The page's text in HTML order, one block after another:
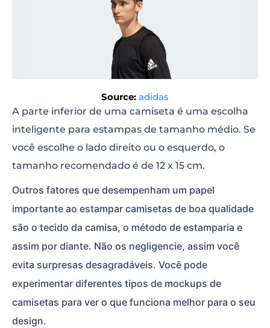
Source: adidas
A parte inferior de uma camiseta é uma escolha
inteligente para estampas de tamanho médio. Se
você escolhe o lado direito ou o esquerdo, o
tamanho recomendado é de 12 x 15 cm.
Outros fatores que desempenham um papel
importante ao estampar camisetas de boa qualidade
são o tecido da camisa, o método de estamparia e
assim por diante. Não os negligencie, assim você
evita surpresas desagradáveis. Você pode
experimentar diferentes tipos de mockups de
camisetas para ver o que funciona melhor para o seu
design.